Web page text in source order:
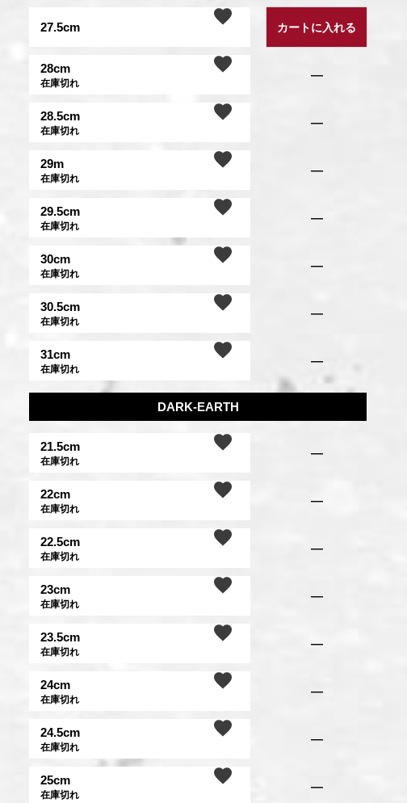
27.5cm カートに入れる
28cm
在庫切れ
—
28.5cm
在庫切れ
—
29m
在庫切れ
—
29.5cm
在庫切れ
—
30cm
在庫切れ
—
30.5cm
在庫切れ
—
31cm
在庫切れ
—
DARK-EARTH
21.5cm
在庫切れ
—
22cm
在庫切れ
—
22.5cm
在庫切れ
—
23cm
在庫切れ
—
23.5cm
在庫切れ
—
24cm
在庫切れ
—
24.5cm
在庫切れ
—
25cm
在庫切れ
—